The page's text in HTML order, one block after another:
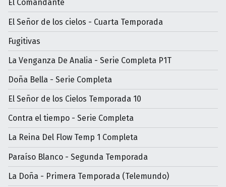
El Comandante
El Señor de los cielos - Cuarta Temporada
Fugitivas
La Venganza De Analia - Serie Completa P1T
Doña Bella - Serie Completa
El Señor de los Cielos Temporada 10
Contra el tiempo - Serie Completa
La Reina Del Flow Temp 1 Completa
Paraíso Blanco - Segunda Temporada
La Doña - Primera Temporada (Telemundo)